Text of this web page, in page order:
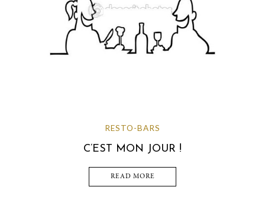
RESTO-BARS
C’EST MON JOUR !
READ MORE